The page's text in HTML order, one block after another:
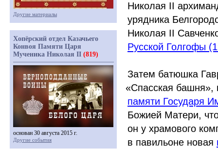
Николая II
урядника
Николая II
Русской Голгофы
Затем батюшка
«Спасская башня»,
памяти Государя
Божией Матери,
он у храмового
в павильоне новая
Другие материалы
Хопёрский отдел Казачьего
Конвоя Памяти Царя
Мученика Николая II (819)
основан 30 августа 2015 г.
Другие события